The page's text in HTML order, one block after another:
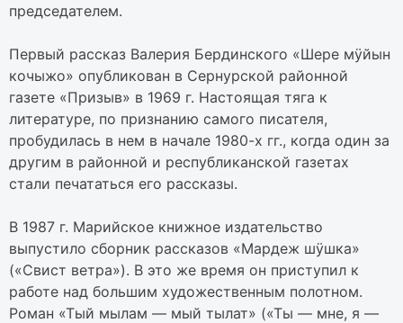
председателем.
Первый рассказ Валерия Бердинского «Шере мӱйын
кочыжо» опубликован в Сернурской районной
газете «Призыв» в 1969 г. Настоящая тяга к
литературе, по признанию самого писателя,
пробудилась в нем в начале 1980-х гг., когда один за
другим в районной и республиканской газетах
стали печататься его рассказы.
В 1987 г. Марийское книжное издательство
выпустило сборник рассказов «Мардеж шӱшка»
(«Свист ветра»). В это же время он приступил к
работе над большим художественным полотном.
Роман «Тый мылам — мый тылат» («Ты — мне, я —